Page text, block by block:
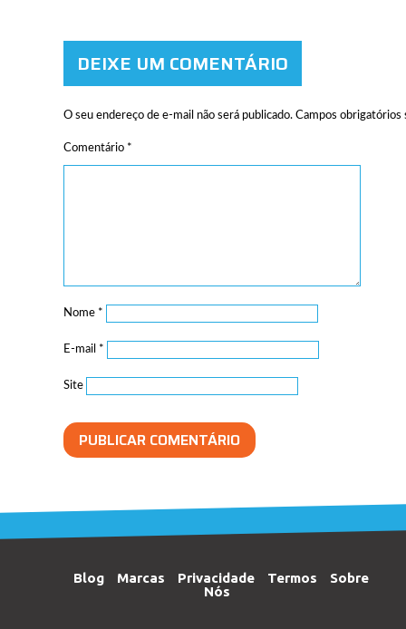
DEIXE UM COMENTÁRIO
O seu endereço de e-mail não será publicado. Campos obrigatórios
Comentário *
Nome *
E-mail *
Site
Blog Marcas Privacidade Termos
Sobre
Nós